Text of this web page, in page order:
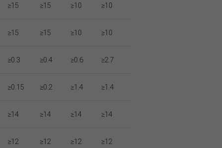
≥15 ≥15 ≥10 ≥10
≥15 ≥15 ≥10 ≥10
≥0.3 ≥0.4 ≥0.6 ≥2.7
≥0.15 ≥0.2 ≥1.4 ≥1.4
≥14 ≥14 ≥14 ≥14
≥12 ≥12 ≥12 ≥12